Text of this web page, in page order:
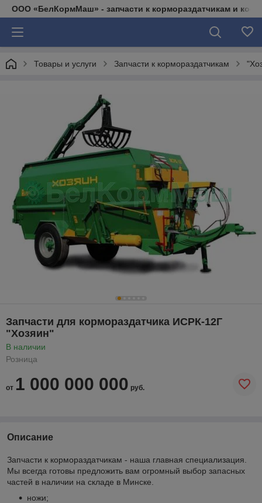
ООО «БелКормМаш» - запчасти к кормораздатчикам и
Товары и услуги Запчасти к кормораздатчикам
Запчасти для кормораздатчика ИСРК-12Г
"Хозяин"
В наличии
Розница
от 1 000 000 000 руб.
Описание
Запчасти к кормораздатчикам - наша главная специализация.
Мы всегда готовы предложить вам огромный выбор запасных
частей в наличии на складе в Минске.
ножи;